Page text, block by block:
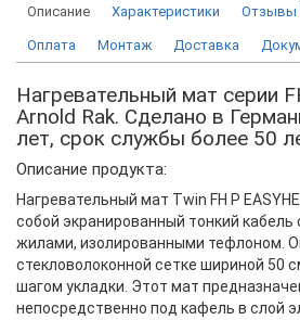
Описание Характеристики Отзывы
Оплата Монтаж Доставка
Нагревательный мат серии
Arnold Rak. Сделано в
лет, срок службы более 50
Описание продукта:
Нагревательный мат Twin FH P
собой экранированный тонкий
жилами, изолированными тефлоном.
стекловолоконной сетке шириной 50
шагом укладки. Этот мат
непосредственно под кафель в слой